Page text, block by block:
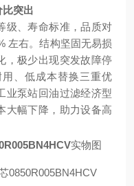
突出
级、寿命标准，品质对
左右。结构坚固无易损
，极少出现突发故障停
、低成本替换三重优
业泵站回油过滤经济型
大幅下降，助力设备高
实物图